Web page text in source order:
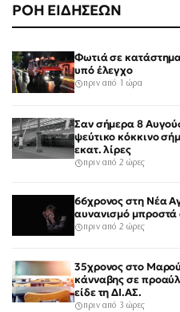
ΡΟΗ ΕΙΔΗΣΕΩΝ
Φωτιά σε
υπό έλεγχο
πριν από 1 ώρα
Σαν σήμερα 8
ψεύτικο κόκκινο
εκατ. λίρες
πριν από 2 ώρες
66χρονος στη Νέα
αυνανισμό μπροστά
πριν από 2 ώρες
35χρονος στο
κάνναβης σε
είδε τη ΔΙ.ΑΣ.
πριν από 3 ώρες